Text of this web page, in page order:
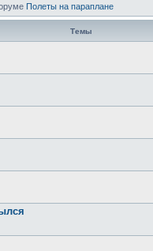
Полеты на параплане
Темы